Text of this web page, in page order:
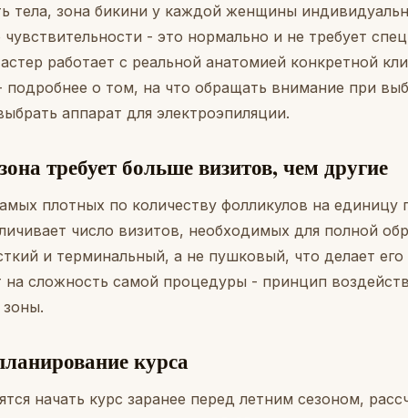
тела, зона бикини у каждой женщины
- это нормально и не требует
работает с реальной анатомией конкретной
о том, на что обращать внимание при
аппарат для электроэпиляции.
требует больше визитов, чем другие
плотных по количеству фолликулов на единицу
число визитов, необходимых для полной
и терминальный, а не пушковый, что делает
на сложность самой процедуры - принцип
курса
начать курс заранее перед летним сезоном,